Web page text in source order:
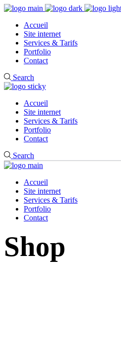
Accueil
Site internet
Services & Tarifs
Portfolio
Contact
Search
Accueil
Site internet
Services & Tarifs
Portfolio
Contact
Search
Accueil
Site internet
Services & Tarifs
Portfolio
Contact
Shop